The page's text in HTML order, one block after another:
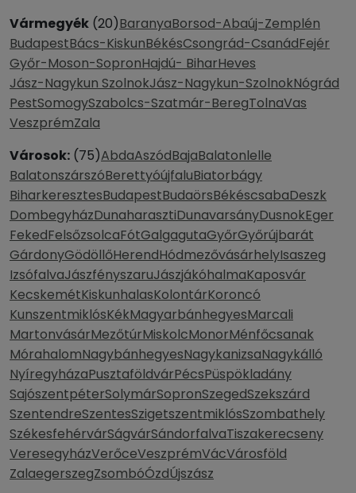
Vármegyék (20)BaranyaBorsod-Abaúj-Zemplén
BudapestBács-KiskunBékésCsongrád-CsanádFejér
Győr-Moson-SopronHajdú- BiharHeves
Jász-Nagykun SzolnokJász-Nagykun-SzolnokNógrád
PestSomogySzabolcs-Szatmár-BeregTolnaVas
VeszprémZala
Városok: (75)AbdaAszódBajaBalatonlelle
BalatonszárszóBerettyóújfaluBiatorbágy
BiharkeresztesBudapestBudaörsBékéscsabaDeszk
DombegyházDunaharasztiDunavarsányDusnokEger
FekedFelsőzsolcaFótGalgagutaGyőrGyőrújbarát
GárdonyGödöllőHerendHódmezővásárhelyIsaszeg
IzsófalvaJászfényszaruJászjákóhalmaKaposvár
KecskemétKiskunhalasKolontárKoroncó
KunszentmiklósKékMagyarbánhegyesMarcali
MartonvásárMezőtúrMiskolcMonorMénfőcsanak
MórahalomNagybánhegyesNagykanizsaNagykálló
NyíregyházaPusztaföldvárPécsPüspökladány
SajószentpéterSolymárSopronSzegedSzekszárd
SzentendreSzentesSzigetszentmiklósSzombathely
SzékesfehérvárSágvárSándorfalvaTiszakerecseny
VeresegyházVerőceVeszprémVácVárosföld
ZalaegerszegZsombóÓzdÚjszász